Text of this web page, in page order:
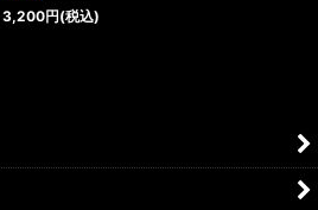
3,200円(税込)